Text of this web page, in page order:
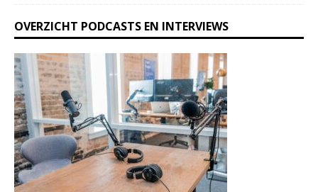
t
h
i
s
f
i
e
l
d
b
l
OVERZICHT PODCASTS EN INTERVIEWS